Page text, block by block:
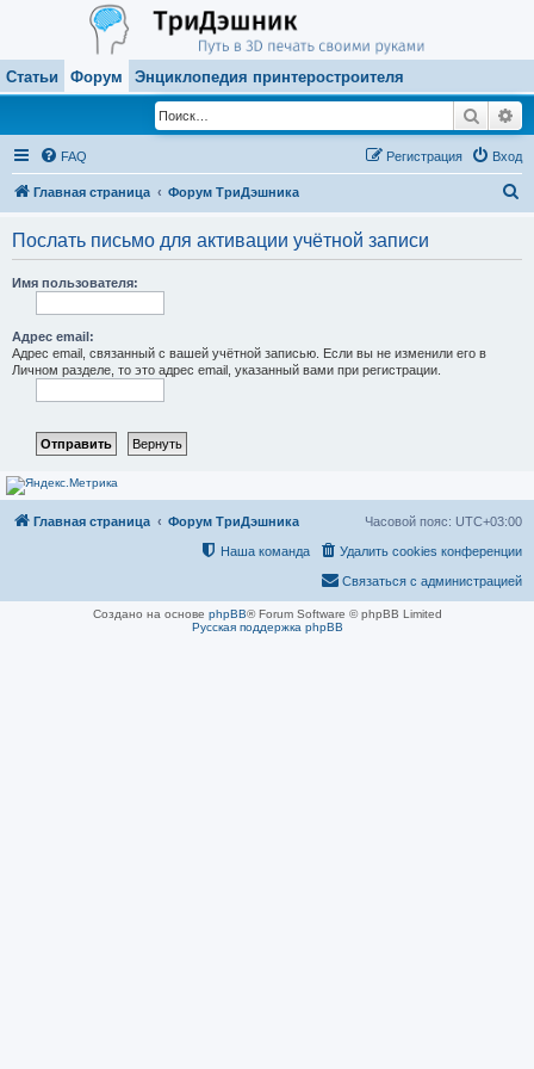
Статьи Форум Энциклопедия принтеростроителя
Поиск
FAQ Вход
Регистрация
Главная страница Форум ТриДэшника
Послать письмо для активации учётной записи
Имя пользователя:
Адрес email:
Адрес email, связанный с вашей учётной записью. Если вы не изменили его в
Личном разделе, то это адрес email, указанный вами при регистрации.
Главная страница Форум ТриДэшника Часовой пояс: UTC+03:00
Удалить cookies конференции
Наша команда
Связаться с администрацией
Создано на основе phpBB® Forum Software © phpBB Limited
Русская поддержка phpBB